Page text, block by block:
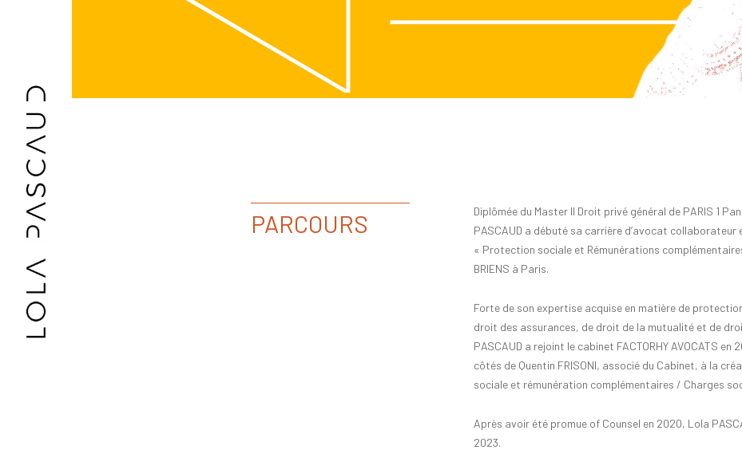
PARCOURS
Diplômée du Master II Droit privé général de PARIS 1
PASCAUD a débuté sa carrière d’avocat collaborateur
« Protection sociale et Rémunérations
BRIENS à Paris.
Forte de son expertise acquise en matière de
droit des assurances, de droit de la mutualité et de
PASCAUD a rejoint le cabinet FACTORHY AVOCATS
côtés de Quentin FRISONI, associé du Cabinet, à la
sociale et rémunération complémentaires / Charges
Après avoir été promue of Counsel en 2020, Lola
2023.